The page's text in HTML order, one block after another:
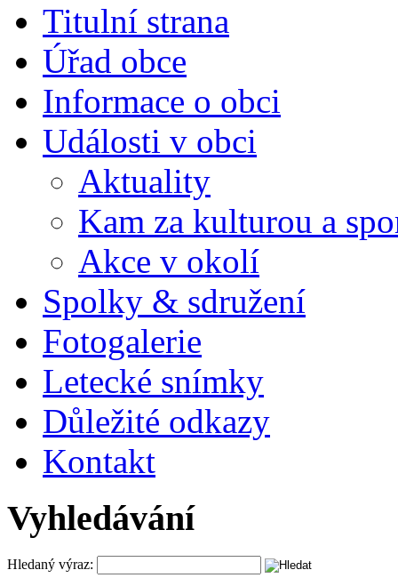
Titulní strana
Úřad obce
Informace o obci
Události v obci
Aktuality
Kam za kulturou a
Akce v okolí
Spolky & sdružení
Fotogalerie
Letecké snímky
Důležité odkazy
Kontakt
Vyhledávání
Hledaný výraz: